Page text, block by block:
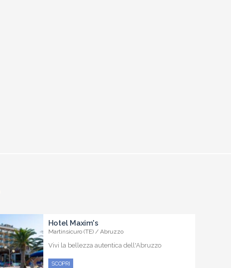
Hotel Maxim's
Martinsicuro (TE) / Abruzzo
Vivi la bellezza autentica dell'Abruzzo
SCOPRI